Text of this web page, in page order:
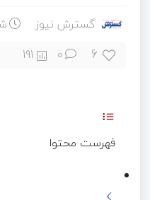
گسترش نیوز
6
0
191
فهرست محتوا